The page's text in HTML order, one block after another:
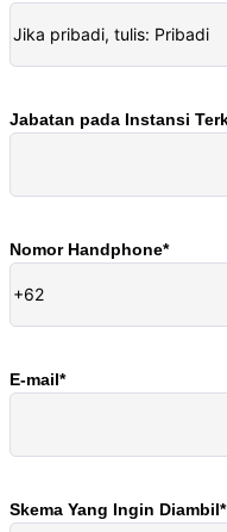
Jabatan pada Instansi
Nomor Handphone*
E-mail*
Skema Yang Ingin Diambil*